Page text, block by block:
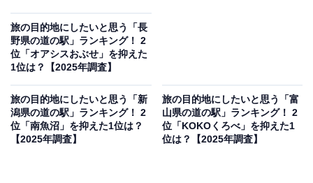
※2025年9月現在、震災の影響により10時～15時の時短
営業となっています。訪問の際は時間にご注意くださ
い。
回答者からは「朝市や伝統工芸など観光資源が豊富で立
ち寄りたい場所だから」（30代女性／大阪府）、「復興
に貢献できたらいいかなと思う」（20代女性／東京
旅の目的地にしたいと思う「長
野県の道の駅」ランキング！ 2
位「オアシスおぶせ」を抑えた
1位は？【2025年調査】
旅の目的地にしたいと思う「新
潟県の道の駅」ランキング！ 2
位「南魚沼」を抑えた1位は？
【2025年調査】
旅の目的地にしたいと思う「富
山県の道の駅」ランキング！ 2
位「KOKOくろべ」を抑えた1
位は？【2025年調査】